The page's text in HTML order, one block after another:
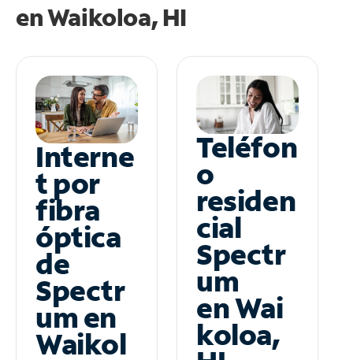
enWaikoloa, HI
Interne
t por
fibra
óptica
de
Spectr
um en
Waikol
Teléfon
o
residen
cial
Spectr
um
en Wai
koloa,